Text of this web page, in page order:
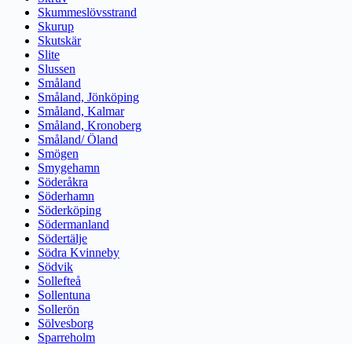
Skummeslövsstrand
Skurup
Skutskär
Slite
Slussen
Småland
Småland, Jönköping
Småland, Kalmar
Småland, Kronoberg
Småland/ Öland
Smögen
Smygehamn
Söderåkra
Söderhamn
Söderköping
Södermanland
Södertälje
Södra Kvinneby
Södvik
Sollefteå
Sollentuna
Sollerön
Sölvesborg
Sparreholm